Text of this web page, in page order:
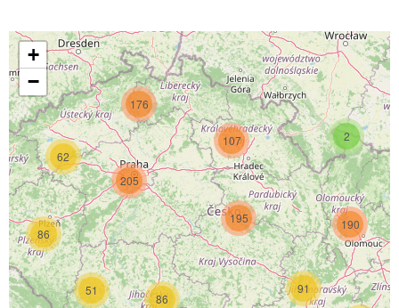
51
86
107
62
86
176
205
2
91
190
195
+
−